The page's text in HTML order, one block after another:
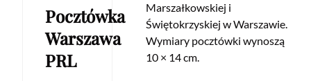
Pocztówka
Warszawa
PRL
Marszałkowskiej i
Świętokrzyskiej w Warszawie.
Wymiary pocztówki wynoszą
10 × 14 cm.